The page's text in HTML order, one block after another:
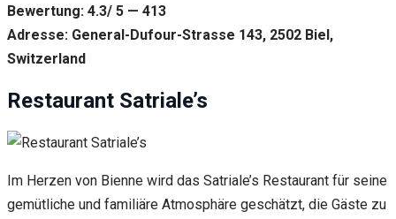
Bewertung: 4.3/ 5 — 413
Adresse: General-Dufour-Strasse 143, 2502 Biel,
Switzerland
Restaurant Satriale’s
Im Herzen von Bienne wird das Satriale’s Restaurant für seine
gemütliche und familiäre Atmosphäre geschätzt, die Gäste zu